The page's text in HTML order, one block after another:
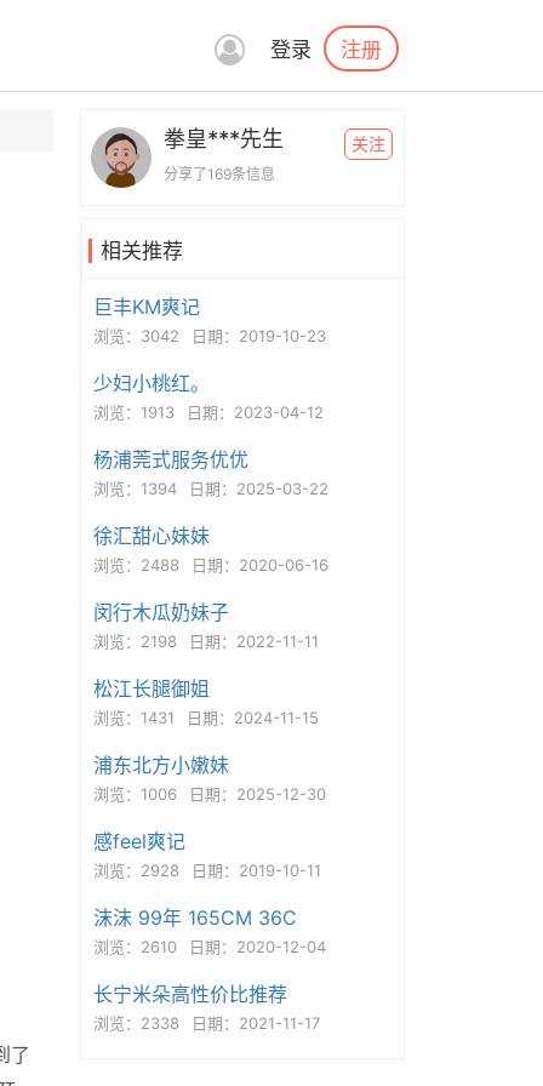
登录 注册
了
拳皇***先生
分享了169条信息
关注
相关推荐
巨丰KM爽记
浏览：3042 日期：2019-10-23
少妇小桃红。
浏览：1913 日期：2023-04-12
杨浦莞式服务优优
浏览：1394 日期：2025-03-22
徐汇甜心妹妹
浏览：2488 日期：2020-06-16
闵行木瓜奶妹子
浏览：2198 日期：2022-11-11
松江长腿御姐
浏览：1431 日期：2024-11-15
浦东北方小嫩妹
浏览：1006 日期：2025-12-30
感feel爽记
浏览：2928 日期：2019-10-11
沫沫 99年 165CM 36C
浏览：2610 日期：2020-12-04
长宁米朵高性价比推荐
浏览：2338 日期：2021-11-17